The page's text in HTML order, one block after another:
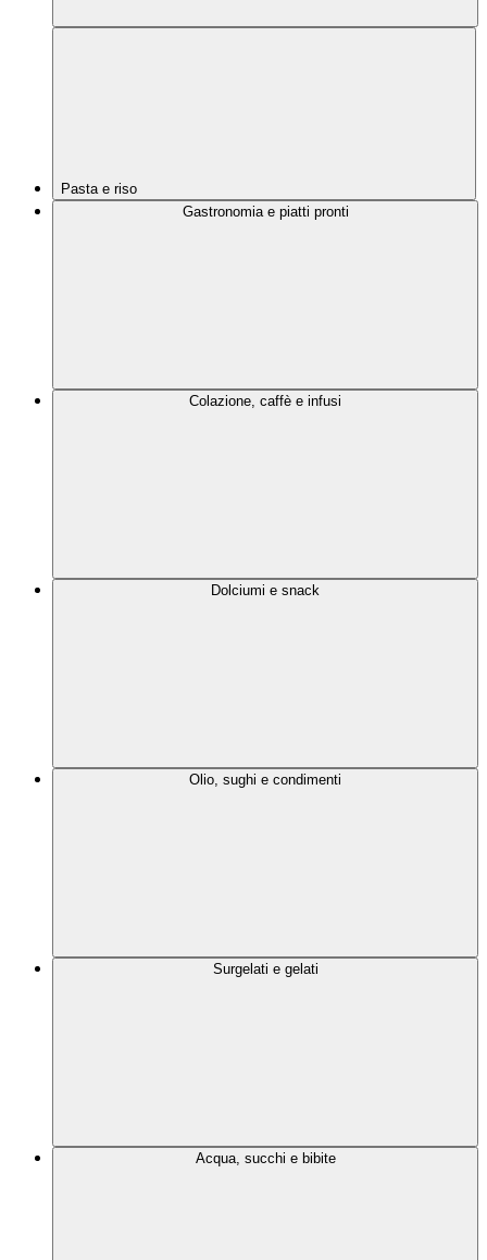
Pasta e riso
Gastronomia e piatti pronti
Colazione, caffè e infusi
Dolciumi e snack
Olio, sughi e condimenti
Surgelati e gelati
Acqua, succhi e bibite